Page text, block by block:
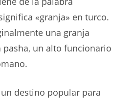
«granja» en turco.
una granja
un alto funcionario
un destino popular para